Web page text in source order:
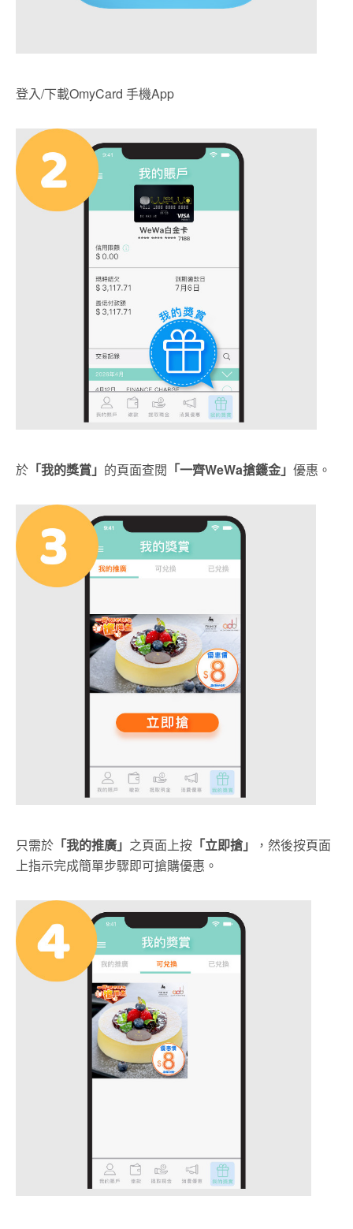
登入/下載OmyCard 手機App
於 「我的獎賞」 的頁面查閱 「一齊WeWa搶鑊金」 優惠。
只需於 「我的推廣」 之頁面上按 「立即搶」
，然後按頁面
上指示完成簡單步驟即可搶購優惠。